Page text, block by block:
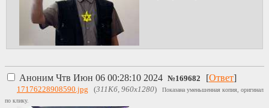
Аноним Чтв Июн 06 00:28:10 2024 №169682 [Ответ]
17176228908590.jpg (311Кб, 960x1280)
Показана уменьшенная копия, оригинал
по клику.